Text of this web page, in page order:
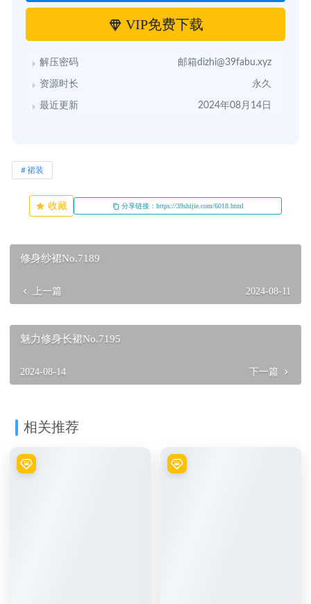
VIP免费下载
解压密码 邮箱dizhi@39fabu.xyz
资源时长 永久
最近更新 2024年08月14日
裙装
收藏 分享链接：https://39shijie.com/6018.html
修身纱裙No.7189
上一篇 2024-08-11
魅力修身长裙No.7195
2024-08-14 下一篇
相关推荐